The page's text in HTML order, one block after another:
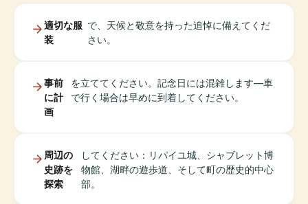
適切な服
装
で、天候と敬意を持った追悼に備えてくだ
さい。
事前
に計
画
を立ててください。記念日には混雑します—車
で行く場合は早めに到着してください。
周辺の
史跡を
探索
してください：リパイユ城、シャブレット博
物館、湖畔の遊歩道、そして町の歴史的中心
部。